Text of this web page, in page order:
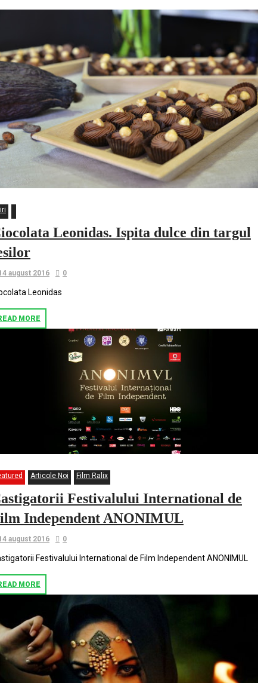
Leonidas. Ispita dulce din targul
august 2016 0
Leonidas
MORE
Articole Noi Film Ralix
Festivalului International d​e
Independent ANONIMUL
august 2016 0
Festivalului International d​e Film Independent ANONIMUL
MORE